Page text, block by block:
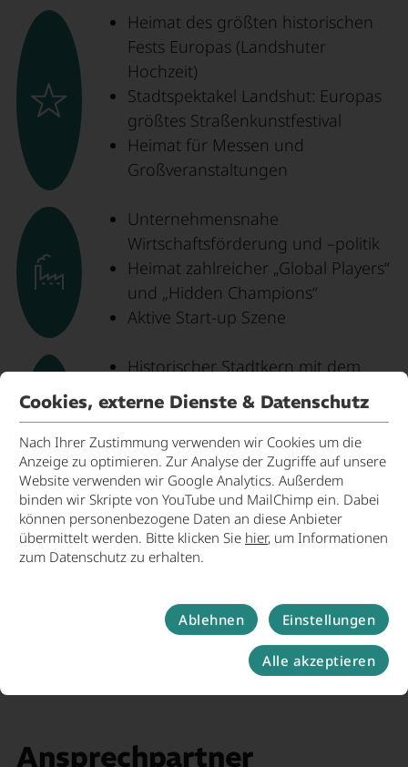
Heimat des größten historischen
Fests Europas (Landshuter
Hochzeit)
Stadtspektakel Landshut: Europas
größtes Straßenkunstfestival
Heimat für Messen und
Großveranstaltungen
Unternehmensnahe
Wirtschaftsförderung und –politik
Heimat zahlreicher „Global Players“
und „Hidden Champions“
Aktive Start-up Szene
Historischer Stadtkern mit dem
„italian flair“ und der „Stadt am
Fluss“
Höchster Backstein-Kirchturm der
Welt – Basilika Sankt Martin
Erster Renaissance-Bau nördlich
der Alpen – Residenz der
Wittelsbacher
Burg Trausnitz und Zeughaus der
Ansprechpartner
Cookies, externe Dienste & Datenschutz
Nach Ihrer Zustimmung verwenden wir Cookies um die
Anzeige zu optimieren. Zur Analyse der Zugriffe auf unsere
Website verwenden wir Google Analytics. Außerdem
binden wir Skripte von YouTube und MailChimp ein. Dabei
können personenbezogene Daten an diese Anbieter
übermittelt werden. Bitte klicken Sie hier, um Informationen
zum Datenschutz zu erhalten.
Ablehnen Einstellungen
Alle akzeptieren